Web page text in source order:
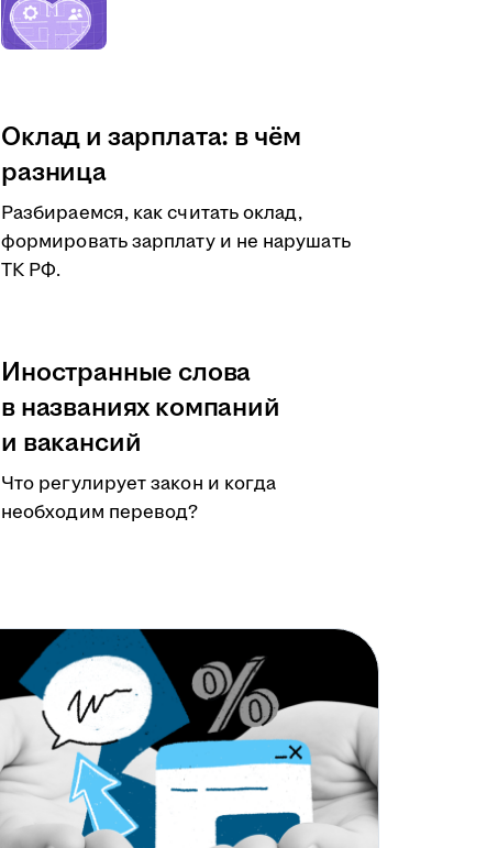
Оклад и зарплата: в чём
разница
Разбираемся, как считать оклад,
формировать зарплату и не нарушать
ТК РФ.
Иностранные слова
в названиях компаний
и вакансий
Что регулирует закон и когда
необходим перевод?